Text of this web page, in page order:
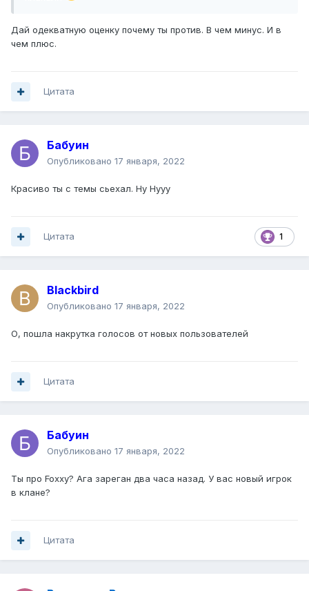
Дай одекватную оценку почему ты против. В чем минус. И в
чем плюс.
Цитата
Бабуин
Опубликовано 17 января, 2022
Красиво ты с темы сьехал. Ну Нууу
1
Цитата
Blackbird
Опубликовано 17 января, 2022
О, пошла накрутка голосов от новых пользователей
Цитата
Бабуин
Опубликовано 17 января, 2022
Ты про Foxxy? Ага зареган два часа назад. У вас новый игрок
в клане?
Цитата